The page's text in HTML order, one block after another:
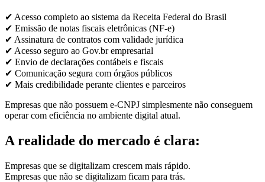
✔ Acesso completo ao sistema da Receita Federal do Brasil
✔ Emissão de notas fiscais eletrônicas (NF-e)
✔ Assinatura de contratos com validade jurídica
✔ Acesso seguro ao Gov.br empresarial
✔ Envio de declarações contábeis e fiscais
✔ Comunicação segura com órgãos públicos
✔ Mais credibilidade perante clientes e parceiros
Empresas que não possuem e-CNPJ simplesmente não conseguem
operar com eficiência no ambiente digital atual.
A realidade do mercado é clara:
Empresas que se digitalizam crescem mais rápido.
Empresas que não se digitalizam ficam para trás.